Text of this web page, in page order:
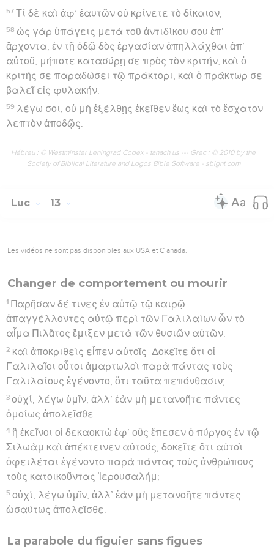
57 Τί δὲ καὶ ἀφ’ ἑαυτῶν οὐ κρίνετε τὸ δίκαιον;
58 ὡς γὰρ ὑπάγεις μετὰ τοῦ ἀντιδίκου σου ἐπ’
ἄρχοντα, ἐν τῇ ὁδῷ δὸς ἐργασίαν ἀπηλλάχθαι ἀπ’
αὐτοῦ, μήποτε κατασύρῃ σε πρὸς τὸν κριτήν, καὶ ὁ
κριτής σε παραδώσει τῷ πράκτορι, καὶ ὁ πράκτωρ σε
βαλεῖ εἰς φυλακήν.
59 λέγω σοι, οὐ μὴ ἐξέλθῃς ἐκεῖθεν ἕως καὶ τὸ ἔσχατον
λεπτὸν ἀποδῷς.
Hébreu : © Westminster Leningrad Codex - tanach.us --- Grec : © 2010 by the
Society of Biblical Literature and Logos Bible Software - sblgnt.com
Luc 13
Les vidéos ne sont pas disponibles aux USA et C anada.
Changer de comportement ou mourir
1 Παρῆσαν δέ τινες ἐν αὐτῷ τῷ καιρῷ
ἀπαγγέλλοντες αὐτῷ περὶ τῶν Γαλιλαίων ὧν τὸ
αἷμα Πιλᾶτος ἔμιξεν μετὰ τῶν θυσιῶν αὐτῶν.
2 καὶ ἀποκριθεὶς εἶπεν αὐτοῖς· Δοκεῖτε ὅτι οἱ
Γαλιλαῖοι οὗτοι ἁμαρτωλοὶ παρὰ πάντας τοὺς
Γαλιλαίους ἐγένοντο, ὅτι ταῦτα πεπόνθασιν;
3 οὐχί, λέγω ὑμῖν, ἀλλ’ ἐὰν μὴ μετανοῆτε πάντες
ὁμοίως ἀπολεῖσθε.
4 ἢ ἐκεῖνοι οἱ δεκαοκτὼ ἐφ’ οὓς ἔπεσεν ὁ πύργος ἐν τῷ
Σιλωὰμ καὶ ἀπέκτεινεν αὐτούς, δοκεῖτε ὅτι αὐτοὶ
ὀφειλέται ἐγένοντο παρὰ πάντας τοὺς ἀνθρώπους
τοὺς κατοικοῦντας Ἰερουσαλήμ;
5 οὐχί, λέγω ὑμῖν, ἀλλ’ ἐὰν μὴ μετανοῆτε πάντες
ὡσαύτως ἀπολεῖσθε.
La parabole du figuier sans figues